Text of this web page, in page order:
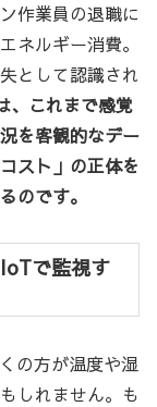
作業員の退職に
ネルギー消費。
として認識され
、これまで感覚
を客観的なデー
スト」の正体を
のです。
で監視す
の方が温度や湿
しれません。も